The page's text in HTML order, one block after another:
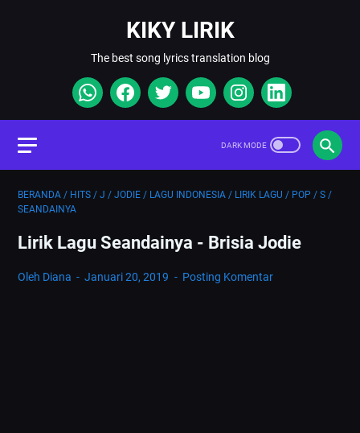
KIKY LIRIK
The best song lyrics translation blog
BERANDA / HITS / J / JODIE / LAGU INDONESIA / LIRIK LAGU / POP / S /
SEANDAINYA
Lirik Lagu Seandainya - Brisia Jodie
Oleh Diana Januari 20, 2019 Posting Komentar